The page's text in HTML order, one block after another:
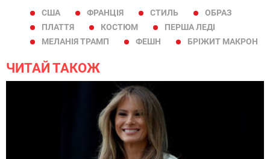
США ФРАНЦІЯ СТИЛЬ
ОБРАЗ
ПЛАТТЯ
КОСТЮМ
ПЕРША ЛЕДІ
МЕЛАНІЯ ТРАМП
ФЕШН БРІЖИТ МАКРОН
ЧИТАЙ ТАКОЖ